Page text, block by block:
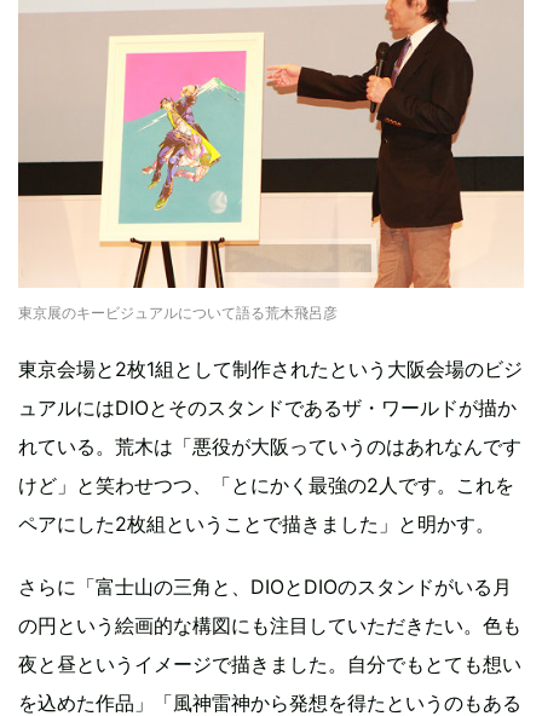
東京展のキービジュアルについて語る荒木飛呂彦
東京会場と2枚1組として制作されたという大阪会場のビジ
ュアルにはDIOとそのスタンドであるザ・ワールドが描か
れている。荒木は「悪役が大阪っていうのはあれなんです
けど」と笑わせつつ、「とにかく最強の2人です。これを
ペアにした2枚組ということで描きました」と明かす。
さらに「富士山の三角と、DIOとDIOのスタンドがいる月
の円という絵画的な構図にも注目していただきたい。色も
夜と昼というイメージで描きました。自分でもとても想い
を込めた作品」「風神雷神から発想を得たというのもある